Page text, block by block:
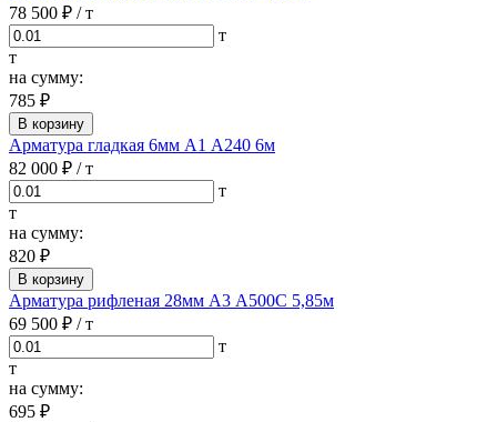
78 500 ₽ / т
т
т
на сумму:
785 ₽
В корзину
Арматура гладкая 6мм А1 А240 6м
82 000 ₽ / т
т
т
на сумму:
820 ₽
В корзину
Арматура рифленая 28мм А3 А500С 5,85м
69 500 ₽ / т
т
т
на сумму:
695 ₽